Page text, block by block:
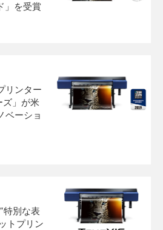
」を受賞
リンター
ズ」が米
ベーショ
特別な表
トプリン